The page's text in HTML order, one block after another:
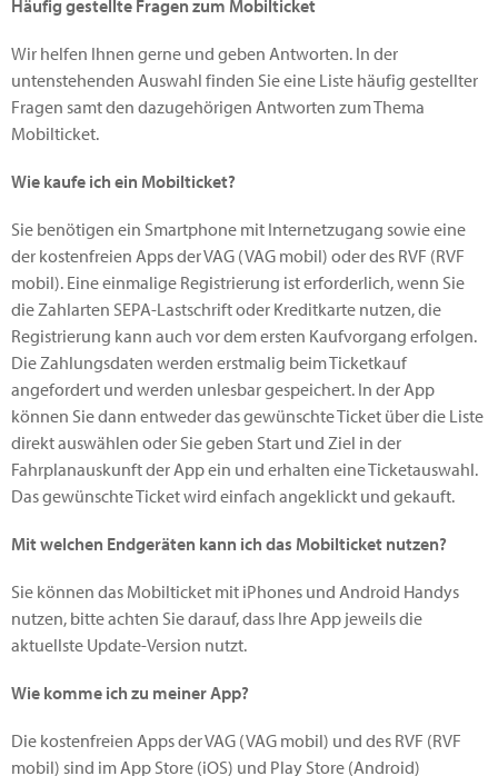
Häufig gestellte Fragen zum Mobilticket
Wir helfen Ihnen gerne und geben Antworten. In der
untenstehenden Auswahl finden Sie eine Liste häufig gestellter
Fragen samt den dazugehörigen Antworten zum Thema
Mobilticket.
Wie kaufe ich ein Mobilticket?
Sie benötigen ein Smartphone mit Internetzugang sowie eine
der kostenfreien Apps der VAG (VAG mobil) oder des RVF (RVF
mobil). Eine einmalige Registrierung ist erforderlich, wenn Sie
die Zahlarten SEPA-Lastschrift oder Kreditkarte nutzen, die
Registrierung kann auch vor dem ersten Kaufvorgang erfolgen.
Die Zahlungsdaten werden erstmalig beim Ticketkauf
angefordert und werden unlesbar gespeichert. In der App
können Sie dann entweder das gewünschte Ticket über die Liste
direkt auswählen oder Sie geben Start und Ziel in der
Fahrplanauskunft der App ein und erhalten eine Ticketauswahl.
Das gewünschte Ticket wird einfach angeklickt und gekauft.
Mit welchen Endgeräten kann ich das Mobilticket nutzen?
Sie können das Mobilticket mit iPhones und Android Handys
nutzen, bitte achten Sie darauf, dass Ihre App jeweils die
aktuellste Update-Version nutzt.
Wie komme ich zu meiner App?
Die kostenfreien Apps der VAG (VAG mobil) und des RVF (RVF
mobil) sind im App Store (iOS) und Play Store (Android)